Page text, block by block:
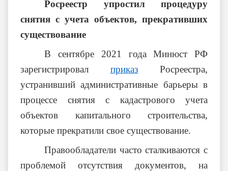
Росреестр упростил процедуру
снятия с учета объектов, прекративших
существование
В сентябре 2021 года Минюст РФ
зарегистрировал приказ Росреестра,
устранивший административные барьеры в
процессе снятия с кадастрового учета
объектов капитального строительства,
которые прекратили свое существование.
Правообладатели часто сталкиваются с
проблемой отсутствия документов, на